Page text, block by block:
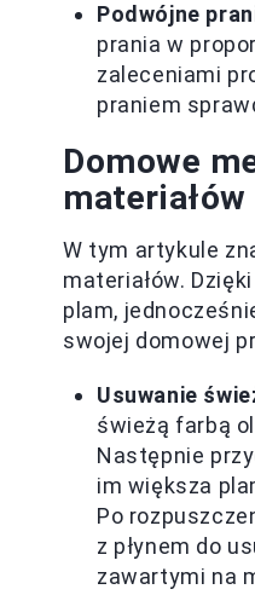
Podwójne
prania w
zaleceniami
praniem
Domowe
materiałów
W tym artykule
materiałów.
plam,
swojej domowej
Usuwanie
świeżą farbą
Następnie
im większa
Po
z płynem do
zawartymi na